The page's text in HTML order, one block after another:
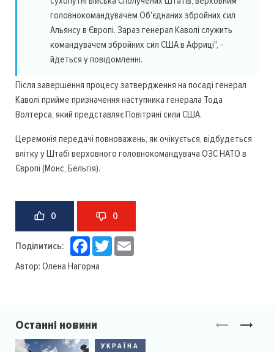
головнокомандувачем Об'єднаних збройних сил
Альянсу в Європі. Зараз генерал Каволі служить
командувачем збройних сил США в Африці", -
йдеться у повідомленні.
Після завершення процесу затвердження на посаді генерал
Каволі прийме призначення наступника генерала Тода
Волтерса, який представляє Повітряні сили США.
Церемонія передачі повноважень, як очікується, відбудеться
влітку у Штабі верховного головнокомандувача ОЗС НАТО в
Європі (Монс, Бельгія).
0 0
Поділитись: Facebook
Twitter
Автор: Олена Нагорна
Останні новини
УКРАЇНА